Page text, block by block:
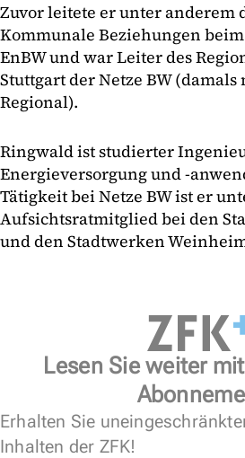
Zuvor leitete er unter anderem
Kommunale Beziehungen
EnBW und war Leiter des
Stuttgart der Netze BW (damals
Regional).
Ringwald ist studierter
Energieversorgung und -
Tätigkeit bei Netze BW ist er
Aufsichtsratmitglied bei den
und den Stadtwerken
Lesen Sie weiter
Erhalten Sie
Inhalten der ZFK!